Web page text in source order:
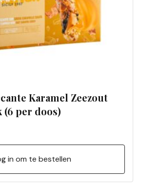
Karamel Zeezout
(6 per doos)
in om te bestellen